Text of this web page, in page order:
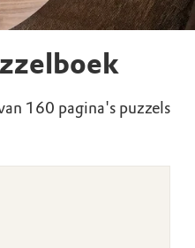
160 pagina's puzzels